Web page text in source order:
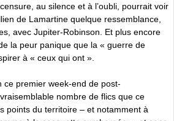
au silence et à l’oubli, pourrait voir
de Lamartine quelque ressemblance,
avec Jupiter-Robinson. Et plus encore
la peur panique que la « guerre de
à « ceux qui ont ».
ce premier week-end de post-
nombre de flics que ce
points du territoire – et notamment à